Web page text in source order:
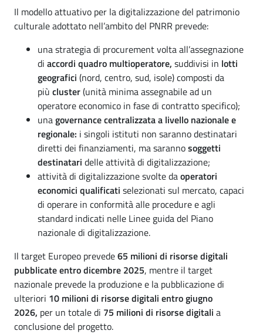
Il modello attuativo per la digitalizzazione del patrimonio
culturale adottato nell’ambito del PNRR prevede:
una strategia di procurement volta all’assegnazione
di accordi quadro multioperatore, suddivisi in lotti
geografici (nord, centro, sud, isole) composti da
più cluster(unità minima assegnabile ad un
operatore economico in fase di contratto specifico);
unagovernance centralizzata a livello nazionale e
regionale: i singoli istituti non saranno destinatari
diretti dei finanziamenti, ma sarannosoggetti
destinatari delle attività di digitalizzazione;
attività di digitalizzazione svolte daoperatori
economici qualificati selezionati sul mercato, capaci
di operare in conformità alle procedure e agli
standard indicati nelle Linee guida del Piano
nazionale di digitalizzazione.
Il target Europeo prevede65 milioni di risorse digitali
pubblicate entro dicembre 2025, mentre il target
nazionale prevede la produzione e la pubblicazione di
ulteriori 10 milioni di risorse digitali entro giugno
2026, per un totale di 75 milioni di risorse digitali a
conclusione del progetto.